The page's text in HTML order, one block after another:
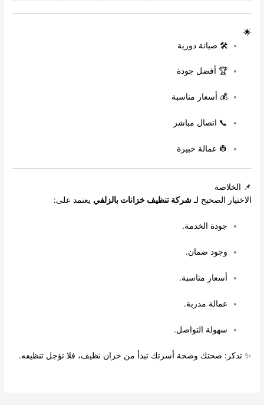
🌟
🛠️ صيانة دورية
🏆 أفضل جودة
💰 أسعار مناسبة
📞 اتصال مباشر
👷 عمالة خبيرة
📌 الخلاصة
الاختيار الصحيح لـشركة تنظيف خزانات بالزلفي يعتمد على:
جودة الخدمة.
وجود ضمان.
أسعار مناسبة.
عمالة مدربة.
سهولة التواصل.
✨ تذكر: صحتك وصحة أسرتك تبدأ من خزان نظيف، فلا تؤجل تنظيفه.